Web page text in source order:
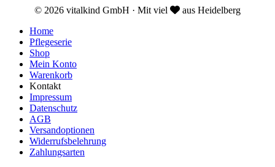
© 2026 vitalkind GmbH · Mit viel
aus Heidelberg
Home
Pflegeserie
Shop
Mein Konto
Warenkorb
Kontakt
Impressum
Datenschutz
AGB
Versandoptionen
Widerrufsbelehrung
Zahlungsarten